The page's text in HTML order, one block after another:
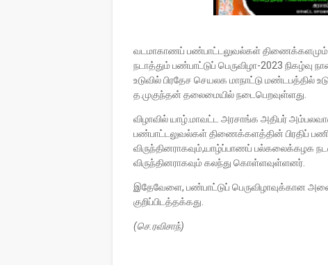
வடமாகாணப் பண்பாட்டலுவல்கள் திணைக்களமும்
நடாத்தும் பண்பாட்டுப் பெருவிழா-2023
உடுவில் பிரதேச செயலக மாநாட்டு மண்டபத்தில்
த.முகுந்தன் தலைமையில் நடைபெறவுள்ளது.
விழாவில் யாழ்.மாவட்ட அரசாங்க அதிபர்
பண்பாட்டலுவல்கள் திணைக்களத்தின் பிரதிப்
விருந்தினராகவும்,யாழ்ப்பாணப் பல்கலைக்கழக
விருந்தினராகவும் கலந்து கொள்ளவுள்ளனர்.
இதேவேளை, பண்பாட்டுப் பெருவிழாவுக்கான
குறிப்பிடத்தக்கது.
(செ.ரவிசாந்)